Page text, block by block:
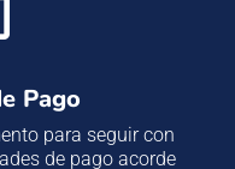
Pago
para seguir con
de pago acorde